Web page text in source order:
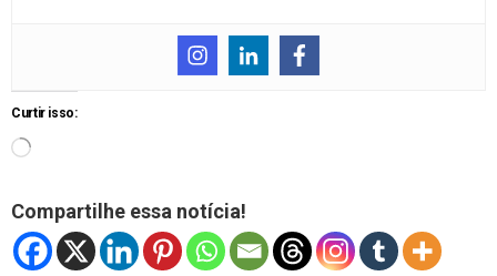
Curtir isso:
Compartilhe essa notícia!